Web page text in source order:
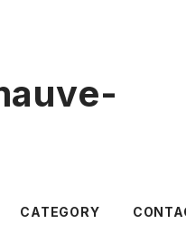
CATEGORY